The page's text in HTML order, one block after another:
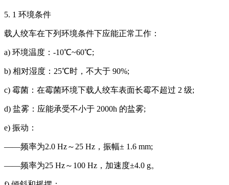
5. 1 环境条件
载人绞车在下列环境条件下应能正常工作：
a) 环境温度：-10℃~60℃;
b) 相对湿度：25℃时，不大于 90%;
c) 霉菌：在霉菌环境下载人绞车表面长霉不超过 2 级;
d) 盐雾：应能承受不小于 2000h 的盐雾;
e) 振动：
——频率为2.0 Hz～25 Hz，振幅± 1.6 mm;
——频率为25 Hz～100 Hz，加速度±4.0 g。